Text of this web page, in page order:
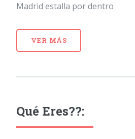
Madrid estalla por dentro
VER MÁS
Qué Eres??: